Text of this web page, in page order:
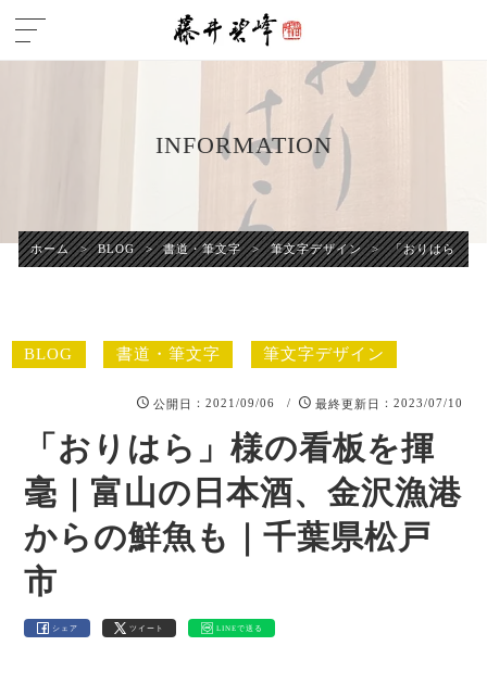
INFORMATION
ホーム > BLOG > 書道・筆文字 > 筆文字デザイン > 「おりはら」様
BLOG 書道・筆文字 筆文字デザイン
公開日 ：2021/09/06 / 最終更新日 ：2023/07/10
「おりはら」様の看板を揮
毫｜富山の日本酒、金沢漁港
からの鮮魚も｜千葉県松戸
市
シェア ツイート LINEで送る